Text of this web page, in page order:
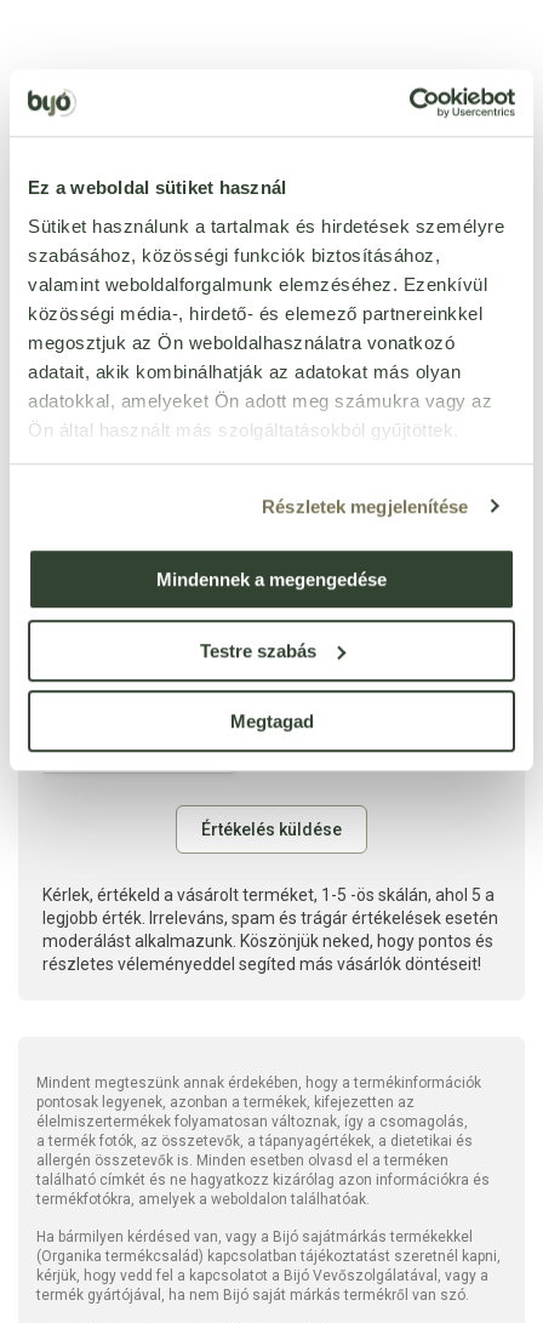
Ez a weboldal sütiket használ
Sütiket használunk a tartalmak és hirdetések személyre
szabásához, közösségi funkciók biztosításához,
valamint weboldalforgalmunk elemzéséhez. Ezenkívül
közösségi média-, hirdető- és elemező partnereinkkel
megosztjuk az Ön weboldalhasználatra vonatkozó
adatait, akik kombinálhatják az adatokat más olyan
adatokkal, amelyeket Ön adott meg számukra vagy az
Ön által használt más szolgáltatásokból gyűjtöttek.
Részletek megjelenítése
Mindennek a megengedése
Testre szabás
Megtagad
Ezt a terméket még senki nem értékelte. Legyél Te az
ÉRTÉKELÉST ÍROK
Ennyi csillagot adok
Kérlek, értékeld a vásárolt terméket, 1-5 -ös skálán, ahol 5 a
legjobb érték. Irreleváns, spam és trágár értékelések esetén
moderálást alkalmazunk. Köszönjük neked, hogy pontos és
részletes véleményeddel segíted más vásárlók döntéseit!
Mindent megteszünk annak érdekében, hogy a termékinformációk
pontosak legyenek, azonban a termékek, kifejezetten az
élelmiszertermékek folyamatosan változnak, így a csomagolás,
a termék fotók, az összetevők, a tápanyagértékek, a dietetikai és
allergén összetevők is. Minden esetben olvasd el a terméken
található címkét és ne hagyatkozz kizárólag azon információkra és
termékfotókra, amelyek a weboldalon találhatóak.
Ha bármilyen kérdésed van, vagy a Bijó sajátmárkás termékekkel
(Organika termékcsalád) kapcsolatban tájékoztatást szeretnél kapni,
kérjük, hogy vedd fel a kapcsolatot a Bijó Vevőszolgálatával, vagy a
termék gyártójával, ha nem Bijó saját márkás termékről van szó.